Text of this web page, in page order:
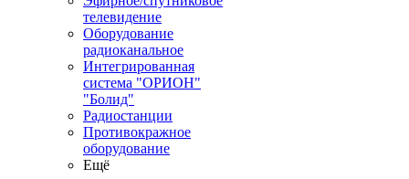
телевидение
Оборудование
радиоканальное
Интегрированная
система "ОРИОН"
"Болид"
Радиостанции
Противокражное
оборудование
Ещё